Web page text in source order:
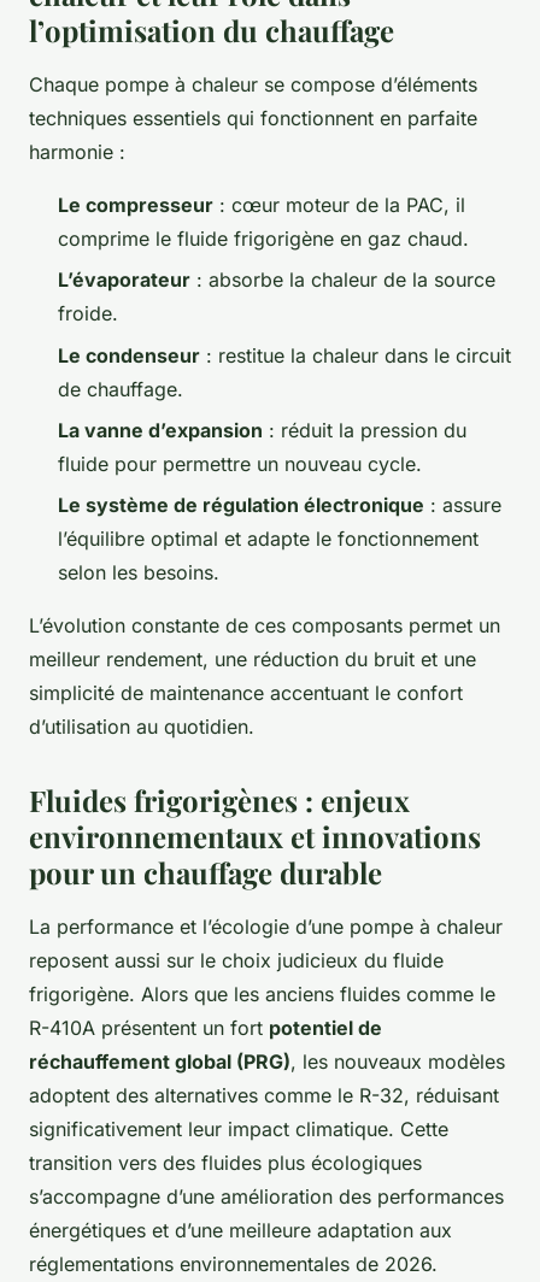
l’optimisation du chauffage
Chaque pompe à chaleur se compose d’éléments
techniques essentiels qui fonctionnent en parfaite
harmonie :
Le compresseur : cœur moteur de la PAC, il
comprime le fluide frigorigène en gaz chaud.
L’évaporateur : absorbe la chaleur de la source
froide.
Le condenseur : restitue la chaleur dans le circuit
de chauffage.
La vanne d’expansion : réduit la pression du
fluide pour permettre un nouveau cycle.
Le système de régulation électronique : assure
l’équilibre optimal et adapte le fonctionnement
selon les besoins.
L’évolution constante de ces composants permet un
meilleur rendement, une réduction du bruit et une
simplicité de maintenance accentuant le confort
d’utilisation au quotidien.
Fluides frigorigènes : enjeux
environnementaux et innovations
pour un chauffage durable
La performance et l’écologie d’une pompe à chaleur
reposent aussi sur le choix judicieux du fluide
frigorigène. Alors que les anciens fluides comme le
R-410A présentent un fort potentiel de
réchauffement global (PRG), les nouveaux modèles
adoptent des alternatives comme le R-32, réduisant
significativement leur impact climatique. Cette
transition vers des fluides plus écologiques
s’accompagne d’une amélioration des performances
énergétiques et d’une meilleure adaptation aux
réglementations environnementales de 2026.